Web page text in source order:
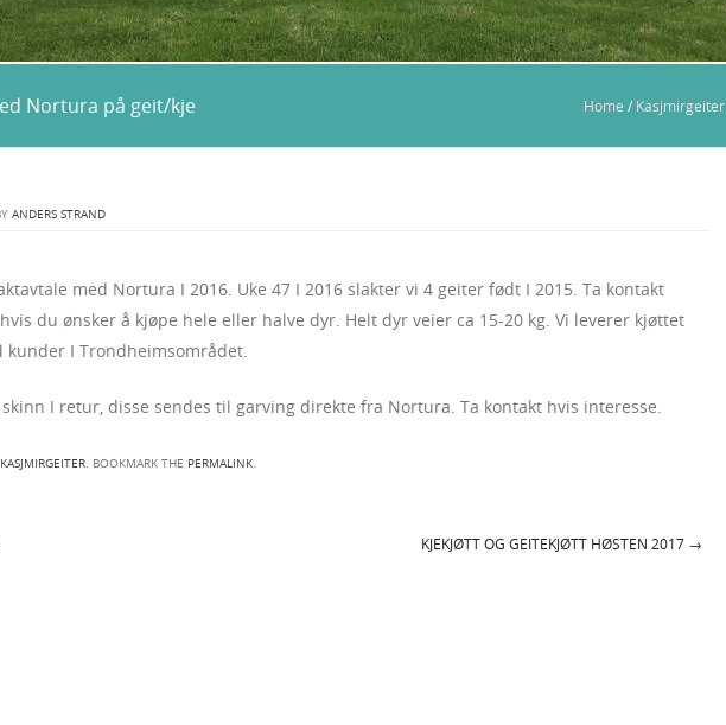
Nortura på geit/kje Home / Kasjmirgeiter
ANDERS STRAND
med Nortura I 2016. Uke 47 I 2016 slakter vi 4 geiter født I 2015. Ta kontakt
du ønsker å kjøpe hele eller halve dyr. Helt dyr veier ca 15-20 kg. Vi leverer kjøttet
I Trondheimsområdet.
I retur, disse sendes til garving direkte fra Nortura. Ta kontakt hvis interesse.
KASJMIRGEITER. BOOKMARK THE PERMALINK.
KJEKJØTT OG GEITEKJØTT HØSTEN 2017 →